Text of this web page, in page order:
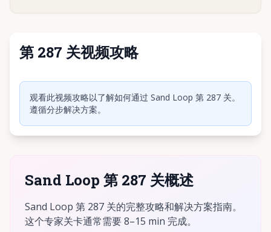
第 287 关视频攻略
点击播放视频
观看此视频攻略以了解如何通过 Sand Loop 第 287 关。
遵循分步解决方案。
Sand Loop 第 287 关概述
Sand Loop 第 287 关的完整攻略和解决方案指南。
这个专家关卡通常需要 8–15 min 完成。